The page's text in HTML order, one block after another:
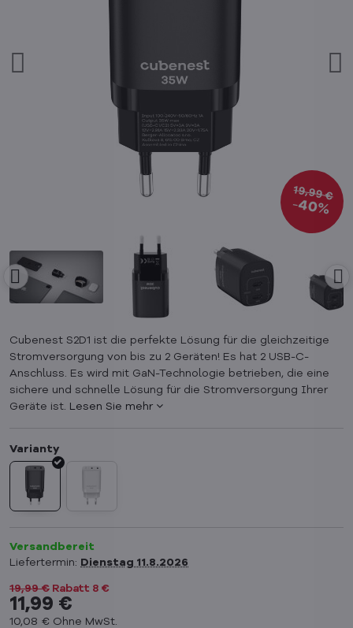
19,99 €
40%
Cubenest S2D1 ist die perfekte Lösung für die gleichzeitige
Stromversorgung von bis zu 2 Geräten! Es hat 2 USB-C-
Anschluss. Es wird mit GaN-Technologie betrieben, die eine
sichere und schnelle Lösung für die Stromversorgung Ihrer
Geräte ist. Lesen Sie mehr
Versandbereit
Liefertermin: Dienstag 11.8.2026
19,99 € Rabatt 8 €
11,99 €
10,08 € Ohne MwSt.